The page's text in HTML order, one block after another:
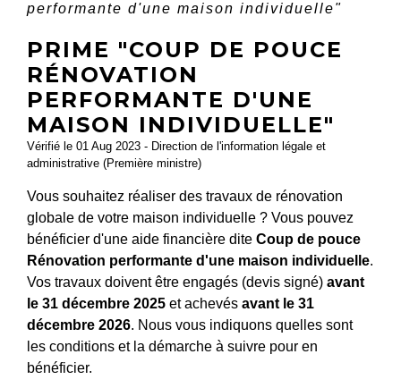
performante d'une maison individuelle"
PRIME "COUP DE POUCE
RÉNOVATION
PERFORMANTE D'UNE
MAISON INDIVIDUELLE"
Vérifié le 01 Aug 2023 - Direction de l'information légale et
administrative (Première ministre)
Vous souhaitez réaliser des travaux de rénovation
globale de votre maison individuelle ? Vous pouvez
bénéficier d'une aide financière dite Coup de pouce
Rénovation performante d'une maison individuelle.
Vos travaux doivent être engagés (devis signé) avant
le 31 décembre 2025 et achevés avant le 31
décembre 2026. Nous vous indiquons quelles sont
les conditions et la démarche à suivre pour en
bénéficier.